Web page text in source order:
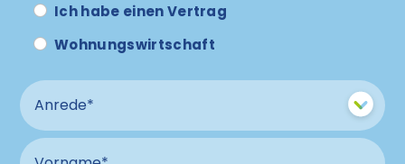
Ich habe einen Vertrag
Wohnungswirtschaft
Anrede
Vorname